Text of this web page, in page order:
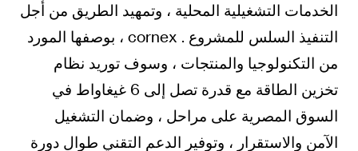
الخدمات التشغيلية المحلية ، وتمهيد الطريق من أجل
التنفيذ السلس للمشروع . cornex ، بوصفها المورد
من التكنولوجيا والمنتجات ، وسوف توريد نظام
تخزين الطاقة مع قدرة تصل إلى 6 غيغاواط في
السوق المصرية على مراحل ، وضمان التشغيل
الآمن والاستقرار ، وتوفير الدعم التقني طوال دورة